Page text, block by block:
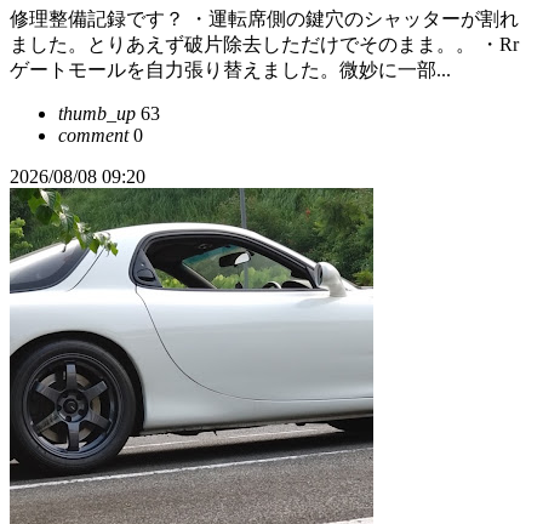
修理整備記録です？ ・運転席側の鍵穴のシャッターが割れ
ました。とりあえず破片除去しただけでそのまま。。 ・Rr
ゲートモールを自力張り替えました。微妙に一部...
thumb_up 63
comment0
2026/08/08 09:20